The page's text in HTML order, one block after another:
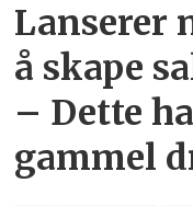
Lanserer
å skape
– Dette
gammel